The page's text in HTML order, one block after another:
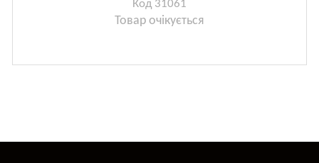
Код 31061
Товар очікується